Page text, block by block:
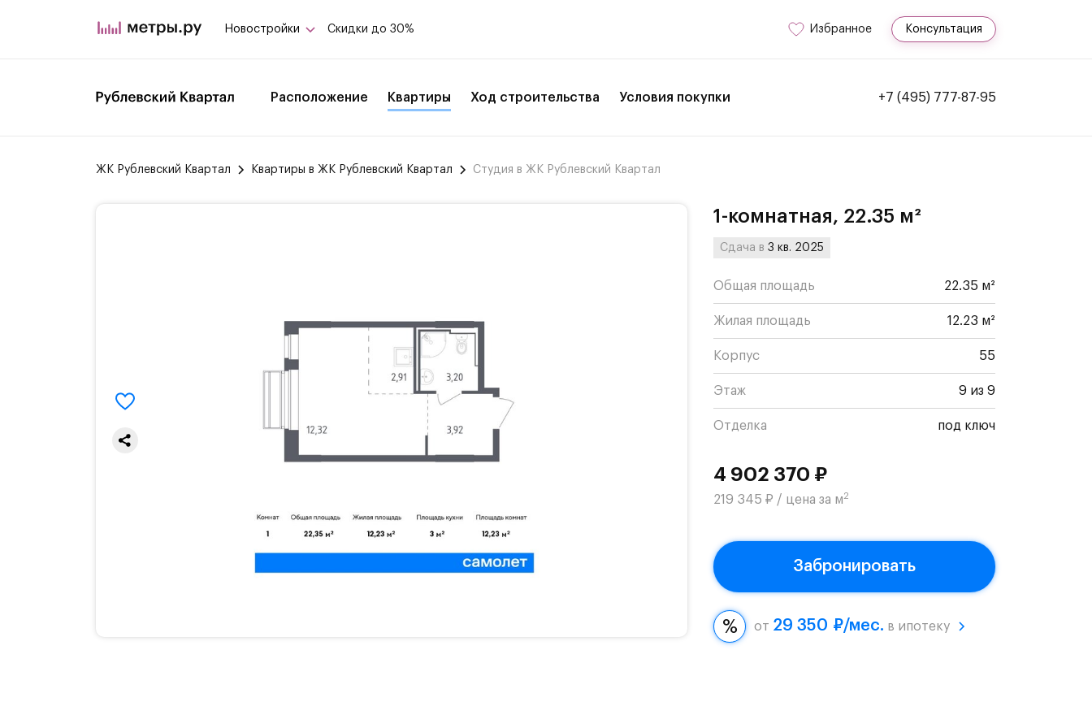
Новостройки Скидки до 30% Избранное Консультация
Расположение Квартиры Ход строительства Условия покупки +7 (495) 777-87-95
ЖК Рублевский Квартал Квартиры в ЖК Рублевский Квартал Студия в ЖК Рублевский Квартал
1-комнатная, 22.35 м²
Сдача в3 кв. 2025
Общая площадь 22.35 м²
Жилая площадь 12.23 м²
Корпус 55
Этаж 9 из 9
Отделка под ключ
4 902 370 ₽
219 345 ₽ / цена за м2
Забронировать
от 29 350 ₽/мес. в ипотеку